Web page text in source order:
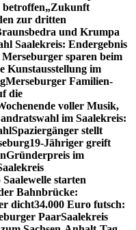
betroffen„Zukunft
zur dritten
und Krumpa
Saalekreis: Endergebnis
Merseburger sparen beim
Kunstausstellung im
Merseburger Familien-
die
voller Musik,
im Saalekreis:
Spaziergänger stellt
19-Jähriger greift
Gründerpreis im
starten
Bahnbrücke:
dicht34.000 Euro futsch:
PaarSaalekreis